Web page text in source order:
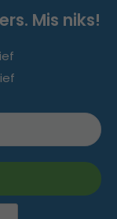
Mis niks!